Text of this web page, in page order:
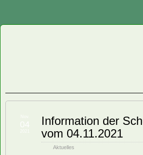
"Friedrich
Fröbel"
Oberweißbach
Information der
vom 04.11.2021
Aktuelles
04